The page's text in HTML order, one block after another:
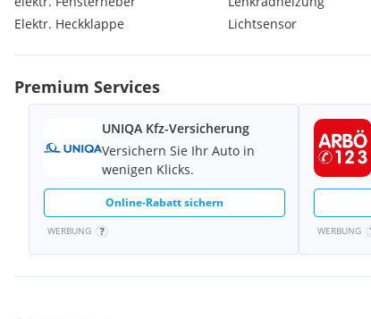
Elektr. Heckklappe
Lichtsensor
Premium Services
UNIQA Kfz-Versicherung
Versichern Sie Ihr Auto in
wenigen Klicks.
Online-Rabatt sichern
WERBUNG WERBUNG